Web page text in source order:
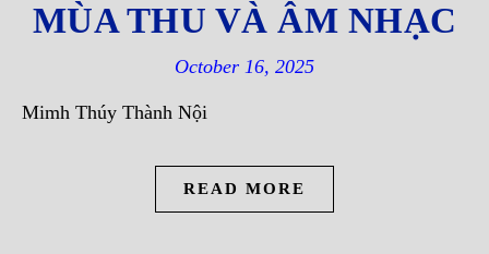
MÙA THU VÀ ÂM NHẠC
October 16, 2025
Mimh Thúy Thành Nội
READ MORE